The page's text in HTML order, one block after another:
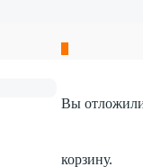
Вы
корзину.
200гр../18